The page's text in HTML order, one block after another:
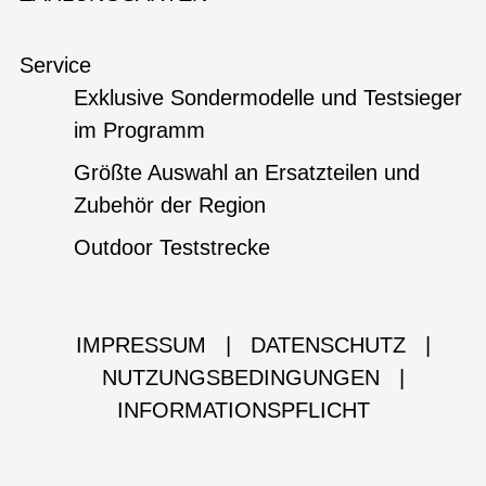
Service
Exklusive Sondermodelle und Testsieger
im Programm
Größte Auswahl an Ersatzteilen und
Zubehör der Region
Outdoor Teststrecke
IMPRESSUM DATENSCHUTZ
NUTZUNGSBEDINGUNGEN
INFORMATIONSPFLICHT